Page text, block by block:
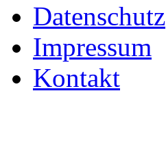
Datenschutz
Impressum
Kontakt